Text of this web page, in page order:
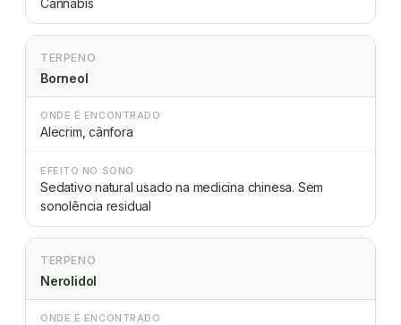
Cannabis
TERPENO
Borneol
ONDE É ENCONTRADO
Alecrim, cânfora
EFEITO NO SONO
Sedativo natural usado na medicina chinesa. Sem
sonolência residual
TERPENO
Nerolidol
ONDE É ENCONTRADO